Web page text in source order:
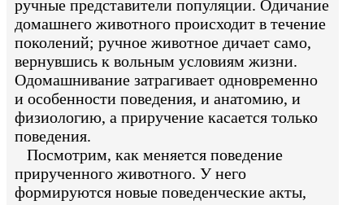
ручные представители популяции. Одичание
домашнего животного происходит в течение
поколений; ручное животное дичает само,
вернувшись к вольным условиям жизни.
Одомашнивание затрагивает одновременно
и особенности поведения, и анатомию, и
физиологию, а приручение касается только
поведения.
Посмотрим, как меняется поведение
прирученного животного. У него
формируются новые поведенческие акты,